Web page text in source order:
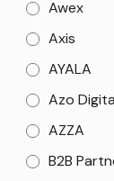
Awex
Axis
AYALA
Azo
AZZA
B2B